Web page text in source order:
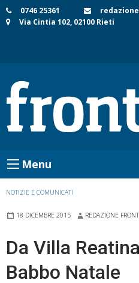
Skip
to
0746 25361
Via Cintia 102, 02100 Rieti
Menu
NOTIZIE E COMUNICATI
18 DICEMBRE 2015 REDAZIONE
Da Villa
Babbo Natale